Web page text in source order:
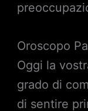
Oroscopo
Oggi la
grado di
di sentire